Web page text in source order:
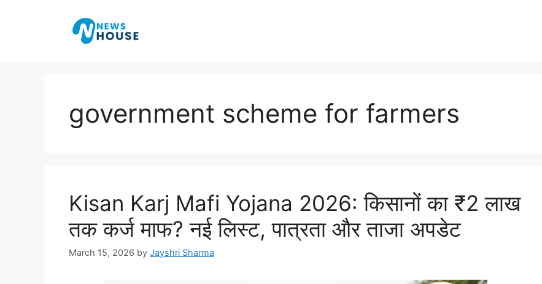
government scheme for farmers
Kisan Karj Mafi Yojana 2026: किसानों का ₹2 लाख
तक कर्ज माफ? नई लिस्ट, पात्रता और ताजा अपडेट
March 15, 2026 by Jayshri Sharma